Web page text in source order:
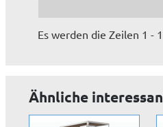
Es werden die Zeilen 1 -
Ähnliche